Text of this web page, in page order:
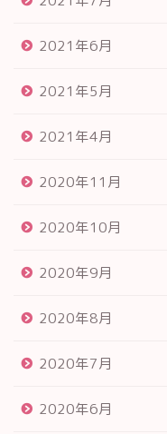
2021年6月
2021年5月
2021年4月
2020年11月
2020年10月
2020年9月
2020年8月
2020年7月
2020年6月